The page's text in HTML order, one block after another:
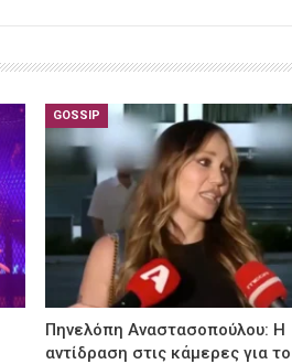
GOSSIP
Πηνελόπη Αναστασοπούλου: Η
αντίδραση στις κάμερες για